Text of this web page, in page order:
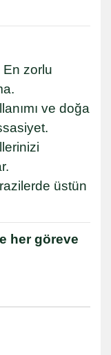
En zorlu
ve doğa
üstün
her göreve